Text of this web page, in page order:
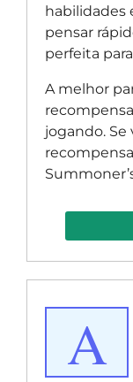
habilidades
pensar
perfeita
A melhor
jogando.
A